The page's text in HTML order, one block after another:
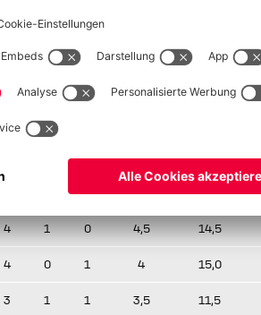
Manucharyan und Ulrich Sperber
dass sie sich auch gleich für
geht es natürlich nächste
Informationen hierzu folgen in Kürze.
V Pkt. Bh.
4 1 0 4,5 14,5
4 0 1 4 15,0
3 1 1 3,5 11,5